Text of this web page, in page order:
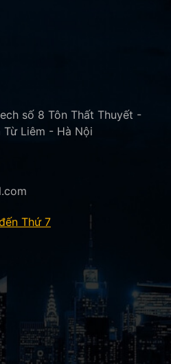
số 8 Tôn Thất Thuyết -
Từ Liêm - Hà Nội
Thứ 7